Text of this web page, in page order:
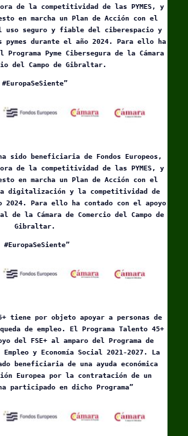
de la competitividad de las PYMES, y
en marcha un Plan de Acción con el
uso seguro y fiable del ciberespacio y
durante el año 2024. Para ello ha
Pyme Cibersegura de la Cámara
del Campo de Gibraltar.
#EuropaSeSiente”
ha sido beneficiaria de Fondos Europeos,
de la competitividad de las PYMES, y
en marcha un Plan de Acción con el
digitalización y la competitividad de
2024. Para ello ha contado con el apoyo
de la Cámara de Comercio del Campo de
Gibraltar.
#EuropaSeSiente”
tiene por objeto apoyar a personas de
de empleo. El Programa Talento 45+
del FSE+ al amparo del Programa de
Empleo y Economía Social 2021-2027. La
beneficiaria de una ayuda económica
Europea por la contratación de un
participado en dicho Programa”